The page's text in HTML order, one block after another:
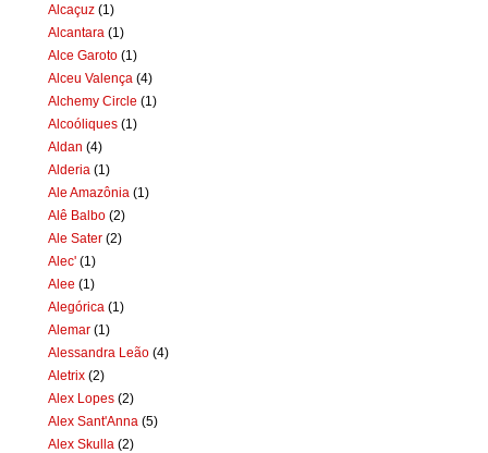
Alcaçuz (1)
Alcantara (1)
Alce Garoto (1)
Alceu Valença (4)
Alchemy Circle (1)
Alcoóliques (1)
Aldan (4)
Alderia (1)
Ale Amazônia (1)
Alê Balbo (2)
Ale Sater (2)
Alec' (1)
Alee (1)
Alegórica (1)
Alemar (1)
Alessandra Leão (4)
Aletrix (2)
Alex Lopes (2)
Alex Sant'Anna (5)
Alex Skulla (2)